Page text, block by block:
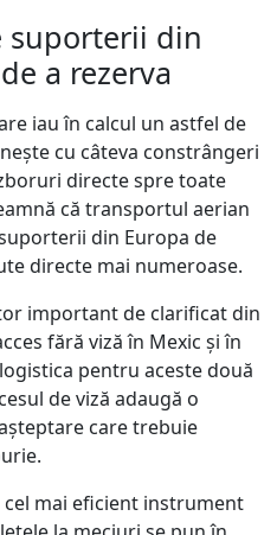
suporterii din
a rezerva
iau în calcul un astfel de
cu câteva constrângeri
directe spre toate
că transportul aerian
din Europa de
directe mai numeroase.
important de clarificat din
fără viză în Mexic și în
pentru aceste două
de viză adaugă o
care trebuie
mai eficient instrument